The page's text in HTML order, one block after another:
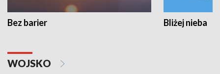
Bez barier Bliżej nieba
WOJSKO